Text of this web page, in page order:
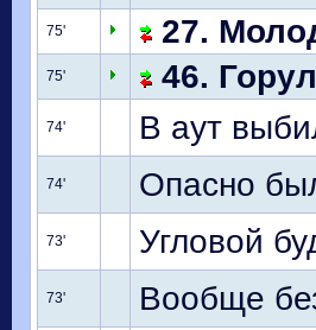
75' 27.
75' 46.
74' В аут
74' Опасно
73' Угловой
73' Вообще